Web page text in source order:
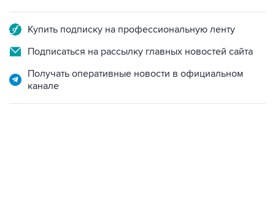
Купить подписку на профессиональную ленту
Подписаться на рассылку главных новостей сайта
Получать оперативные новости в официальном
канале